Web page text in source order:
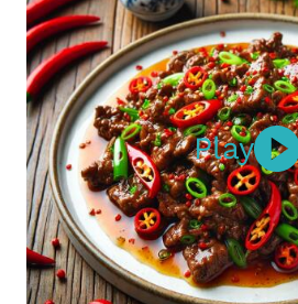
Play